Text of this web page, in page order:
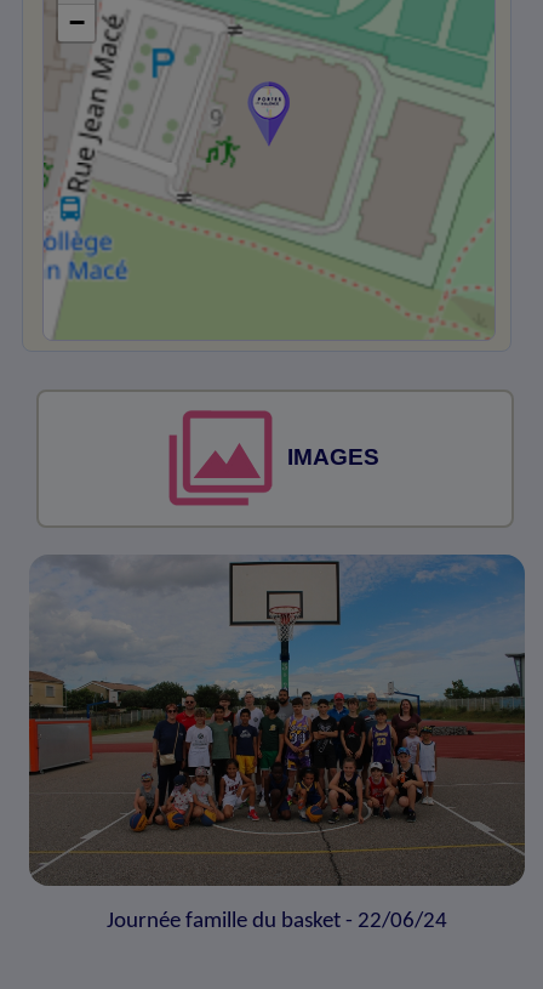
−
IMAGES
Journée famille du basket - 22/06/24